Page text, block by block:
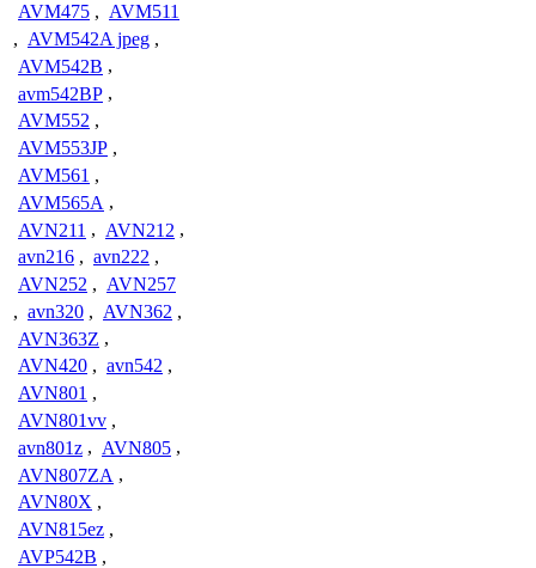
AVM475 , AVM511
, AVM542A jpeg ,
AVM542B ,
avm542BP ,
AVM552 ,
AVM553JP ,
AVM561 ,
AVM565A ,
AVN211 , AVN212 ,
avn216 , avn222 ,
AVN252 , AVN257
, avn320 , AVN362 ,
AVN363Z ,
AVN420 , avn542 ,
AVN801 ,
AVN801vv ,
avn801z , AVN805 ,
AVN807ZA ,
AVN80X ,
AVN815ez ,
AVP542B ,